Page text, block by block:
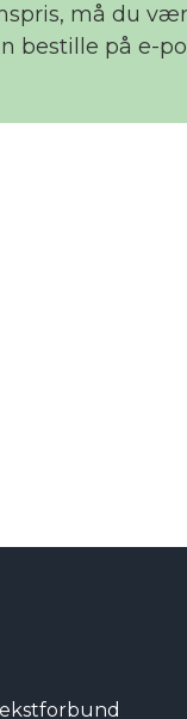
må du
bestille på e-